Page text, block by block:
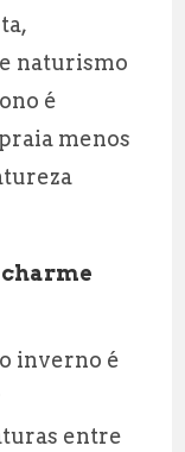
naturismo
é
menos
inverno é
entre